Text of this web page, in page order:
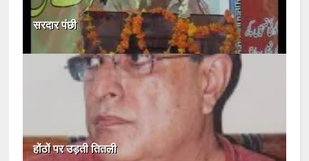
सरदार पंछी
होंठों पर उड़ती तितली